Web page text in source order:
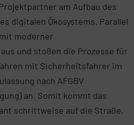
am Aufbau des
digitalen Ökosystems. Parallel
moderner
und stoßen die Prozesse für
mit Sicherheitsfahrer im
nach AFGBV
an. Somit kommt das
schrittweise auf die Straße.